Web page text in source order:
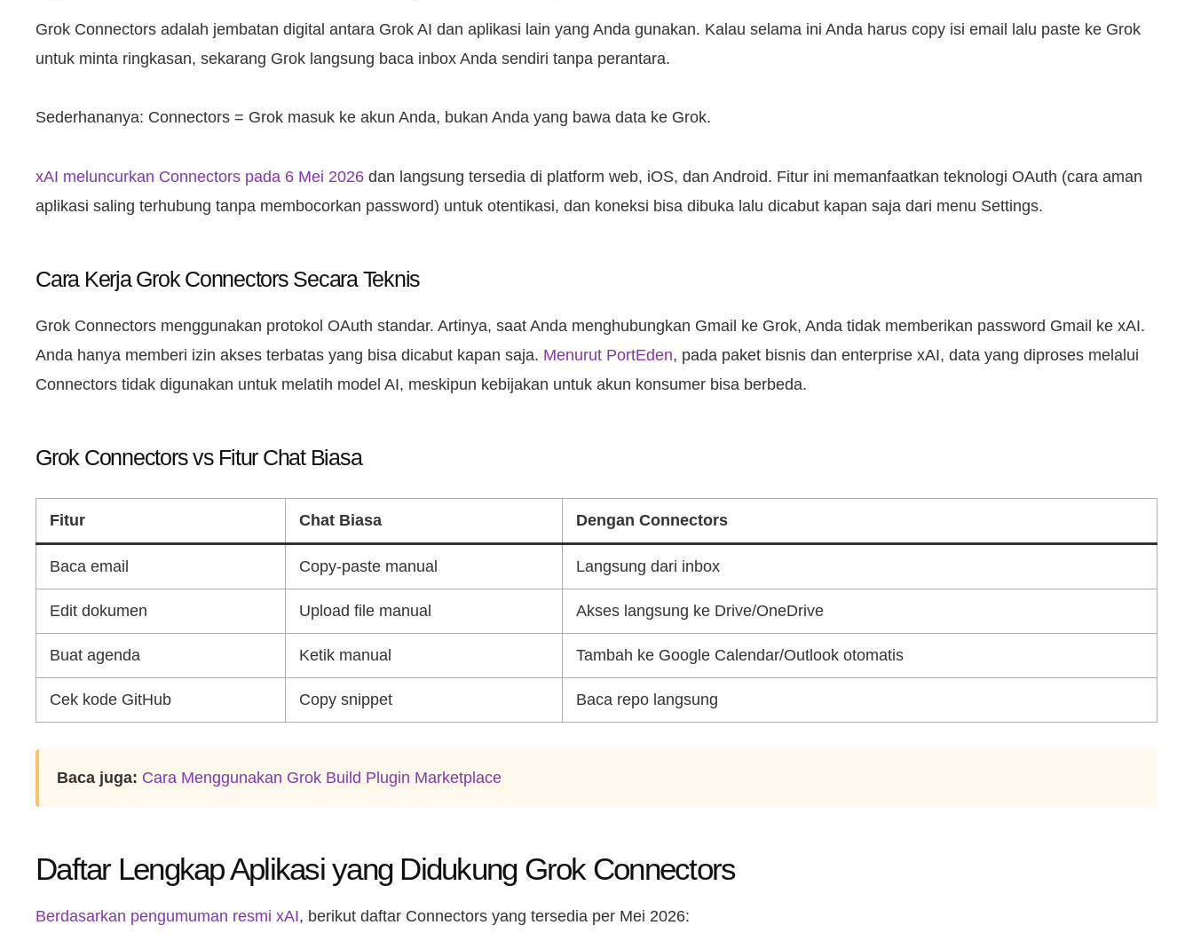
Grok Connectors adalah jembatan digital antara Grok AI dan aplikasi lain yang Anda gunakan. Kalau selama ini Anda harus copy isi email lalu paste ke Grok
untuk minta ringkasan, sekarang Grok langsung baca inbox Anda sendiri tanpa perantara.
Sederhananya: Connectors = Grok masuk ke akun Anda, bukan Anda yang bawa data ke Grok.
xAI meluncurkan Connectors pada 6 Mei 2026 dan langsung tersedia di platform web, iOS, dan Android. Fitur ini memanfaatkan teknologi OAuth (cara aman
aplikasi saling terhubung tanpa membocorkan password) untuk otentikasi, dan koneksi bisa dibuka lalu dicabut kapan saja dari menu Settings.
Cara Kerja Grok Connectors Secara Teknis
Grok Connectors menggunakan protokol OAuth standar. Artinya, saat Anda menghubungkan Gmail ke Grok, Anda tidak memberikan password Gmail ke xAI.
Anda hanya memberi izin akses terbatas yang bisa dicabut kapan saja. Menurut PortEden, pada paket bisnis dan enterprise xAI, data yang diproses melalui
Connectors tidak digunakan untuk melatih model AI, meskipun kebijakan untuk akun konsumer bisa berbeda.
Grok Connectors vs Fitur Chat Biasa
Fitur Chat Biasa Dengan Connectors
Baca email Copy-paste manual Langsung dari inbox
Edit dokumen Upload file manual Akses langsung ke Drive/OneDrive
Buat agenda Ketik manual Tambah ke Google Calendar/Outlook otomatis
Cek kode GitHub Copy snippet Baca repo langsung
Baca juga: Cara Menggunakan Grok Build Plugin Marketplace
Daftar Lengkap Aplikasi yang Didukung Grok Connectors
Berdasarkan pengumuman resmi xAI, berikut daftar Connectors yang tersedia per Mei 2026: